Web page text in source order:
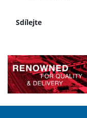
Sdílejte